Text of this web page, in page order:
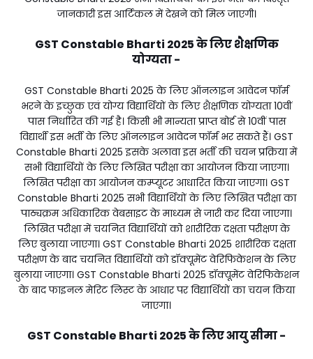
जानकारी इस आर्टिकल में देखने को मिल जाएगी।
GST Constable Bharti 2025 के लिए शैक्षणिक
योग्यता -
GST Constable Bharti 2025 के लिए ऑनलाइन आवेदन फॉर्म
भरने के इच्छुक एवं योग्य विद्यार्थियों के लिए शैक्षणिक योग्यता 10वीं
पास निर्धारित की गई है। किसी भी मान्यता प्राप्त बोर्ड से 10वीं पास
विद्यार्थी इस भर्ती के लिए ऑनलाइन आवेदन फॉर्म भर सकते हैं। GST
Constable Bharti 2025 इसके अलावा इस भर्ती की चयन प्रक्रिया में
सभी विद्यार्थियों के लिए लिखित परीक्षा का आयोजन किया जाएगा।
लिखित परीक्षा का आयोजन कम्प्यूटर आधारित किया जाएगा। GST
Constable Bharti 2025 सभी विद्यार्थियों के लिए लिखित परीक्षा का
पाठ्यक्रम अधिकारिक वेबसाइट के माध्यम से जारी कर दिया जाएगा।
लिखित परीक्षा में चयनित विद्यार्थियों को शारीरिक दक्षता परीक्षण के
लिए बुलाया जाएगा। GST Constable Bharti 2025 शारीरिक दक्षता
परीक्षण के बाद चयनित विद्यार्थियों को डॉक्यूमेंट वेरिफिकेशन के लिए
बुलाया जाएगा। GST Constable Bharti 2025 डॉक्यूमेंट वेरिफिकेशन
के बाद फाइनल मेरिट लिस्ट के आधार पर विद्यार्थियों का चयन किया
जाएगा।
GST Constable Bharti 2025 के लिए आयु सीमा -